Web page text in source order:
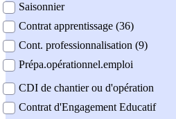
Saisonnier
Contrat apprentissage (36)
Cont. professionnalisation (9)
Prépa.opérationnel.emploi
CDI de chantier ou d'opération
Contrat d'Engagement Educatif